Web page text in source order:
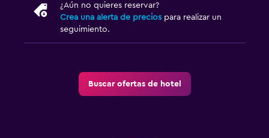
¿Aún no quieres reservar?
Crea una alerta de precios para realizar un
seguimiento.
Buscar ofertas de hotel